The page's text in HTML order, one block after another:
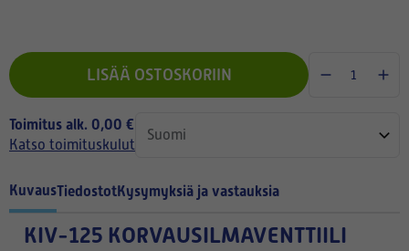
LISÄÄ OSTOSKORIIN
Toimitus alk. 0,00 €
Katso toimituskulut
KuvausTiedostotKysymyksiä ja vastauksia
KIV-125 KORVAUSILMAVENTTIILI